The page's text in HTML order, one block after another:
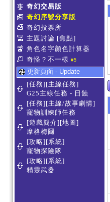
奇幻交易版
奇幻序號分享版
奇幻投票所
主題討論 [焦點]
角色名字顏色計算器
奇怪？不一樣 #5
更新頁面 - Update
[任務][主線任務]
G25主線任務 - 日蝕
[任務][主線/故事劇情]
寵物訓練師任務
[遊戲簡介][地圖]
摩格梅爾
[攻略][系統]
寵物探險隊
[攻略][系統]
精靈武器